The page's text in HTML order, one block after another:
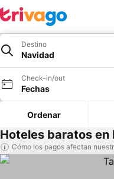
Destino
Navidad
Check-in/out
Fechas
Ordenar
Hoteles baratos en
Cómo los pagos afectan